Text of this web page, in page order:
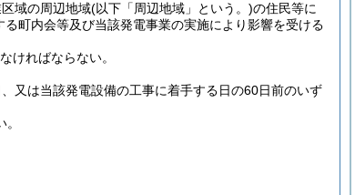
域の周辺地域(以下「周辺地域」という。)の住民等に
町内会等及び当該発電事業の実施により影響を受ける
ければならない。
又は当該発電設備の工事に着手する日の60日前のいず